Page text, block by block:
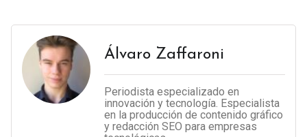
Álvaro Zaffaroni
Periodista especializado en
innovación y tecnología. Especialista
en la producción de contenido gráfico
y redacción SEO para empresas